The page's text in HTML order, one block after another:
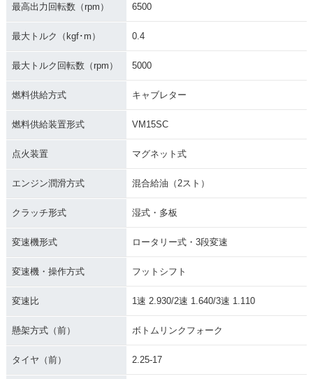
最高出力回転数（rpm） 6500
最大トルク（kgf･m） 0.4
最大トルク回転数（rpm） 5000
燃料供給方式 キャブレター
燃料供給装置形式 VM15SC
点火装置 マグネット式
エンジン潤滑方式 混合給油（2スト）
クラッチ形式 湿式・多板
変速機形式 ロータリー式・3段変速
変速機・操作方式 フットシフト
変速比 1速 2.930/2速 1.640/3速 1.110
懸架方式（前） ボトムリンクフォーク
タイヤ（前） 2.25-17